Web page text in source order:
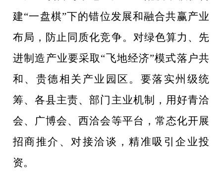
建“一盘棋”下的错位发展和融合共赢产业
布局，防止同质化竞争。 对绿色算力、先
进制造产业要采取 “飞地经济”模式落户共
和、贵德相关产业园区。 要落实州级统
筹、各县主责、部门主业机制，用好青洽
会、广博会、西洽会等平台，常态化开展
招商推介、对接洽谈，精准吸引企业投
资。